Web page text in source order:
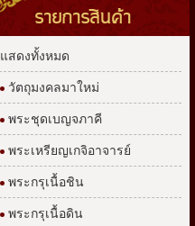
รายการสินค้า
แสดงทั้งหมด
วัตถุมงคลมาใหม่
พระชุดเบญจภาคี
พระเหรียญเกจิอาจารย์
พระกรุเนื้อชิน
พระกรุเนื้อดิน